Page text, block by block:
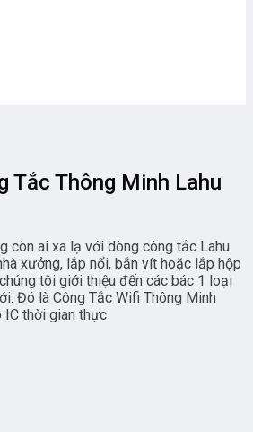
Tắc Thông Minh Lahu
còn ai xa lạ với dòng công tắc Lahu
xưởng, lắp nổi, bắn vít hoặc lắp hộp
tôi giới thiệu đến các bác 1 loại
Đó là Công Tắc Wifi Thông Minh
IC thời gian thực